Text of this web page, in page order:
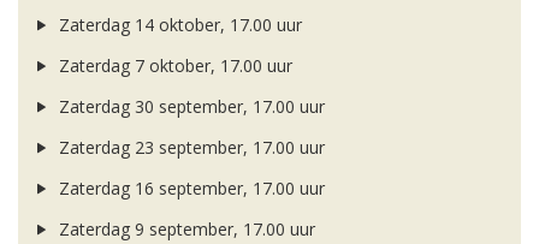
Zaterdag 14 oktober, 17.00 uur
Zaterdag 7 oktober, 17.00 uur
Zaterdag 30 september, 17.00 uur
Zaterdag 23 september, 17.00 uur
Zaterdag 16 september, 17.00 uur
Zaterdag 9 september, 17.00 uur